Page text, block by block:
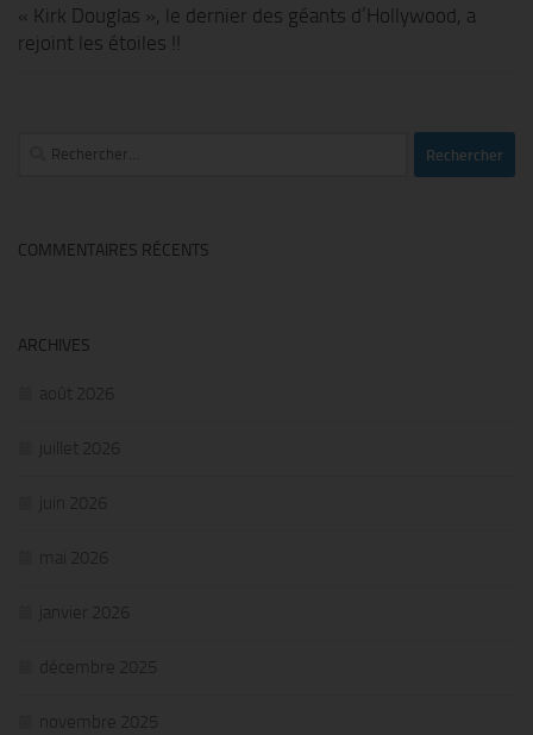
« Kirk Douglas », le dernier des géants d’Hollywood, a
rejoint les étoiles !!
Rechercher :
COMMENTAIRES RÉCENTS
ARCHIVES
août 2026
juillet 2026
juin 2026
mai 2026
janvier 2026
décembre 2025
novembre 2025